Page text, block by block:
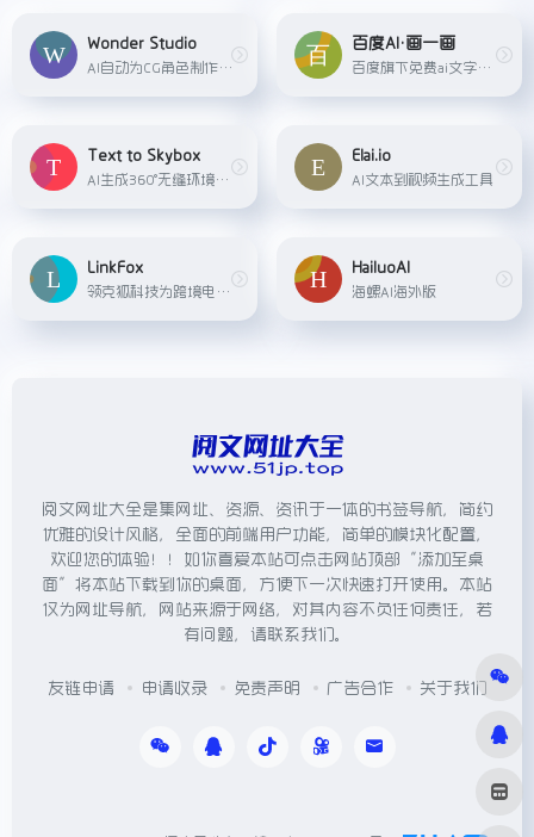
Wonder Studio
AI自动为CG角色制作动画、打光并将其合成到真人场景中
百度AI•画一画
百度旗下免费ai文字传图片平台
Text to Skybox
AI生成360°无缝环境贴图
Elai.io
AI文本到视频生成工具
LinkFox
领克狐科技为跨境电商卖家提供的一站式AI解决方案，包括AI模特、AI穿衣、AI做图、AI创意等多种工具，帮助卖家降低商拍成本。
HailuoAI
海螺AI海外版
阅文网址大全是集网址、资源、资讯于一体的书签导航，简约
优雅的设计风格，全面的前端用户功能，简单的模块化配置，
欢迎您的体验！！如你喜爱本站可点击网站顶部“添加至桌
面”将本站下载到你的桌面，方便下一次快速打开使用。本站
仅为网址导航，网站来源于网络，对其内容不负任何责任，若
有问题，请联系我们。
友链申请 申请收录 免责声明 广告合作 关于我们